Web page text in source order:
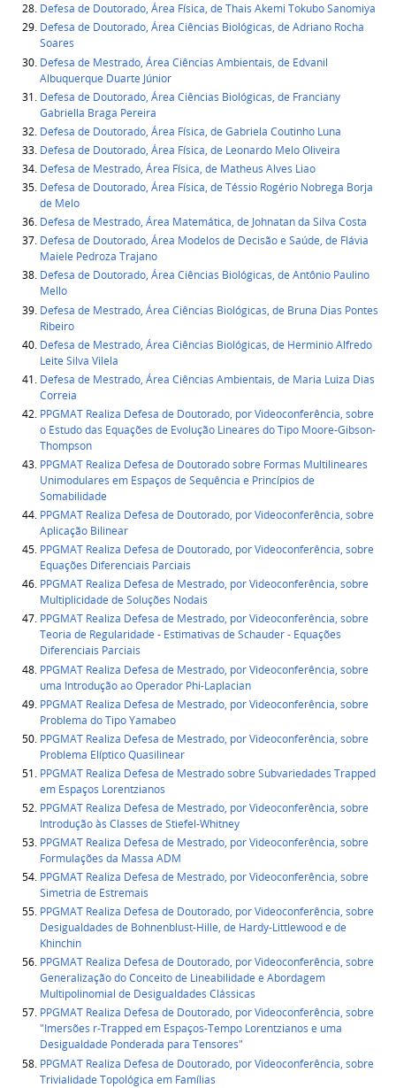
Defesa de Doutorado, Área Física, de Thais Akemi Tokubo Sanomiya
Defesa de Doutorado, Área Ciências Biológicas, de Adriano Rocha
Soares
Defesa de Mestrado, Área Ciências Ambientais, de Edvanil
Albuquerque Duarte Júnior
Defesa de Doutorado, Área Ciências Biológicas, de Franciany
Gabriella Braga Pereira
Defesa de Doutorado, Área Física, de Gabriela Coutinho Luna
Defesa de Doutorado, Área Física, de Leonardo Melo Oliveira
Defesa de Mestrado, Área Física, de Matheus Alves Liao
Defesa de Doutorado, Área Física, de Téssio Rogério Nobrega Borja
de Melo
Defesa de Mestrado, Área Matemática, de Johnatan da Silva Costa
Defesa de Doutorado, Área Modelos de Decisão e Saúde, de Flávia
Maiele Pedroza Trajano
Defesa de Doutorado, Área Ciências Biológicas, de Antônio Paulino
Mello
Defesa de Mestrado, Área Ciências Biológicas, de Bruna Dias Pontes
Ribeiro
Defesa de Mestrado, Área Ciências Biológicas, de Herminio Alfredo
Leite Silva Vilela
Defesa de Mestrado, Área Ciências Ambientais, de Maria Luiza Dias
Correia
PPGMAT Realiza Defesa de Doutorado, por Videoconferência, sobre
o Estudo das Equações de Evolução Lineares do Tipo Moore-Gibson-
Thompson
PPGMAT Realiza Defesa de Doutorado sobre Formas Multilineares
Unimodulares em Espaços de Sequência e Princípios de
Somabilidade
PPGMAT Realiza Defesa de Doutorado, por Videoconferência, sobre
Aplicação Bilinear
PPGMAT Realiza Defesa de Doutorado, por Videoconferência, sobre
Equações Diferenciais Parciais
PPGMAT Realiza Defesa de Mestrado, por Videoconferência, sobre
Multiplicidade de Soluções Nodais
PPGMAT Realiza Defesa de Mestrado, por Videoconferência, sobre
Teoria de Regularidade - Estimativas de Schauder - Equações
Diferenciais Parciais
PPGMAT Realiza Defesa de Mestrado, por Videoconferência, sobre
uma Introdução ao Operador Phi-Laplacian
PPGMAT Realiza Defesa de Mestrado, por Videoconferência, sobre
Problema do Tipo Yamabeo
PPGMAT Realiza Defesa de Mestrado, por Videoconferência, sobre
Problema Elíptico Quasilinear
PPGMAT Realiza Defesa de Mestrado sobre Subvariedades Trapped
em Espaços Lorentzianos
PPGMAT Realiza Defesa de Mestrado, por Videoconferência, sobre
Introdução às Classes de Stiefel-Whitney
PPGMAT Realiza Defesa de Mestrado, por Videoconferência, sobre
Formulações da Massa ADM
PPGMAT Realiza Defesa de Mestrado, por Videoconferência, sobre
Simetria de Estremais
PPGMAT Realiza Defesa de Doutorado, por Videoconferência, sobre
Desigualdades de Bohnenblust-Hille, de Hardy-Littlewood e de
Khinchin
PPGMAT Realiza Defesa de Doutorado, por Videoconferência, sobre
Generalização do Conceito de Lineabilidade e Abordagem
Multipolinomial de Desigualdades Clássicas
PPGMAT Realiza Defesa de Doutorado, por Videoconferência, sobre
"Imersões r-Trapped em Espaços-Tempo Lorentzianos e uma
Desigualdade Ponderada para Tensores"
PPGMAT Realiza Defesa de Doutorado, por Videoconferência, sobre
Trivialidade Topológica em Famílias